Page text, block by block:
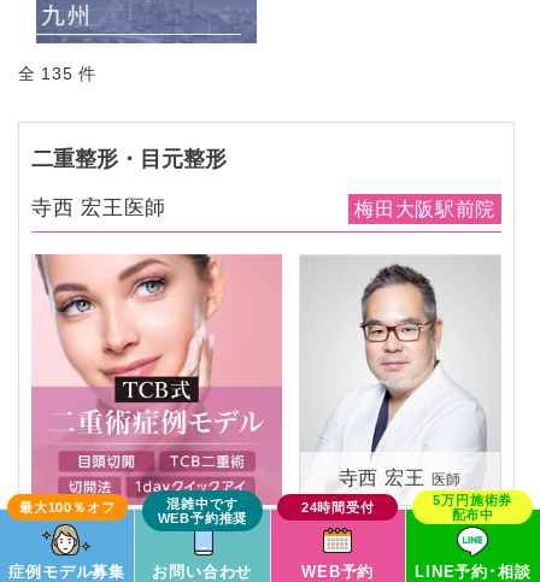
全 135 件
二重整形・目元整形
寺西 宏王医師 梅田大阪駅前院
寺西 宏王 医師
この症例モデルで予約
症例モデル募集 お問い合わせ WEB予約 LINE予約･相談